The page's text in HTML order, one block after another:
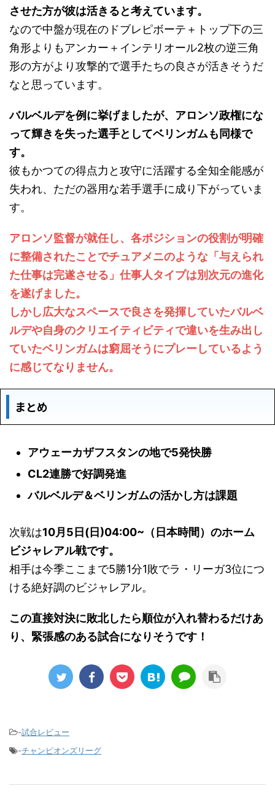
させた方が彼は活きると考えています。
なので中盤が現在のドブレピボーテ＋トップ下の三
角形よりもアンカー＋インテリオール2枚の逆三角
形の方がより攻撃的で選手たちの良さが活きそうだ
なと思っています。
バルベルデを例に挙げましたが、アロンソ政権にな
って輝きを失った選手としてベリンガムも同様で
す。
彼もかつての得点力と攻守に活躍する全知全能感が
失われ、ただの器用な若手選手に成り下がっていま
す。
アロンソ監督が就任し、各ポジションの役割が明確
に整備されたことでチュアメニのような「与えられ
た仕事は完遂させる」仕事人タイプは別次元の進化
を遂げました。
しかし広大なスペースで良さを発揮していたバルベ
ルデや自身のクリエイティビティで違いを生み出し
ていたベリンガムは窮屈そうにプレーしているよう
に感じてなりません。
まとめ
アウェーカザフスタンの地で5発快勝
CL2連勝で好調発進
バルベルデ＆ベリンガムの活かし方は課題
次戦は10月5日(日)04:00~（日本時間）のホーム
ビジャレアル戦です。
相手は今季ここまで5勝1分1敗でラ・リーガ3位につ
ける絶好調のビジャレアル。
この直接対決に敗北したら順位が入れ替わるだけあ
り、緊張感のある試合になりそうです！
-試合レビュー
-チャンピオンズリーグ